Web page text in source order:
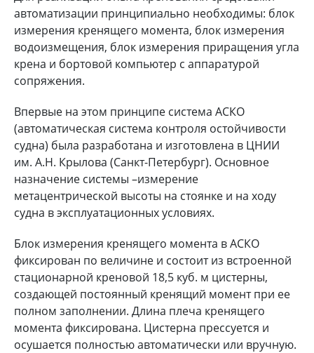
автоматизации принципиально необходимы: блок
измерения кренящего момента, блок измерения
водоизмещения, блок измерения приращения угла
крена и бортовой компьютер с аппаратурой
сопряжения.
Впервые на этом принципе система АСКО
(автоматическая система контроля остойчивости
судна) была разработана и изготовлена в ЦНИИ
им. А.Н. Крылова (Санкт-Петербург). Основное
назначение системы –измерение
метацентрической высоты на стоянке и на ходу
судна в эксплуатационных условиях.
Блок измерения кренящего момента в АСКО
фиксирован по величине и состоит из встроенной
стационарной креновой 18,5 куб. м цистерны,
создающей постоянный кренящий момент при ее
полном заполнении. Длина плеча кренящего
момента фиксирована. Цистерна прессуется и
осушается полностью автоматически или вручную.